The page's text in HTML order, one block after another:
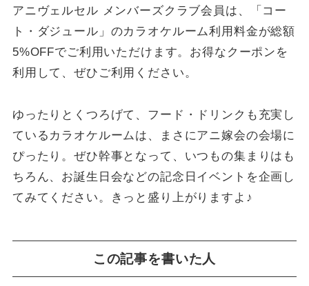
アニヴェルセル メンバーズクラブ会員は、「コー
ト・ダジュール」のカラオケルーム利用料金が総額
5%OFFでご利用いただけます。お得なクーポンを
利用して、ぜひご利用ください。
ゆったりとくつろげて、フード・ドリンクも充実し
ているカラオケルームは、まさにアニ嫁会の会場に
ぴったり。ぜひ幹事となって、いつもの集まりはも
ちろん、お誕生日会などの記念日イベントを企画し
てみてください。きっと盛り上がりますよ♪
この記事を書いた人